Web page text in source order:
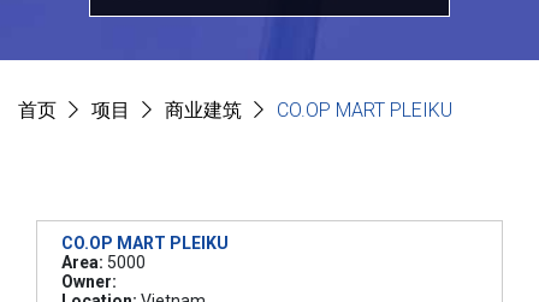
首页 项目 商业建筑 CO.OP MART PLEIKU
CO.OP MART PLEIKU
Area: 5000
Owner: